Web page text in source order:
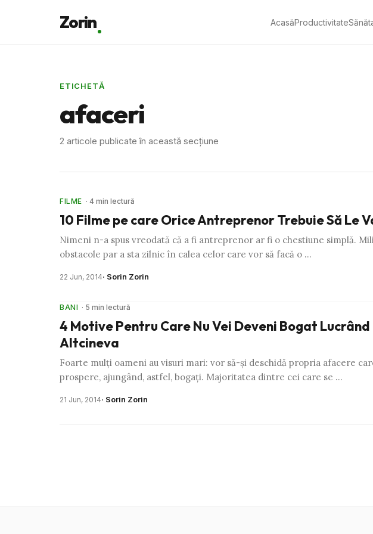
Zorin AcasăProductivitate
ETICHETĂ
afaceri
2 articole publicate în această secțiune
FILME · 4 min lectură
10 Filme pe care Orice Antreprenor Trebuie Să Le
Nimeni n-a spus vreodată că a fi antreprenor ar fi o chestiune simplă.
obstacole par a sta zilnic în calea celor care vor să facă o …
22 Jun, 2014· Sorin Zorin
BANI · 5 min lectură
4 Motive Pentru Care Nu Vei Deveni Bogat
Altcineva
Foarte mulţi oameni au visuri mari: vor să-şi deschidă propria afacere
prospere, ajungând, astfel, bogaţi. Majoritatea dintre cei care se …
21 Jun, 2014· Sorin Zorin